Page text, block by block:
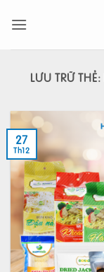
qua
LƯU TRỮ THẺ:
27
Th12